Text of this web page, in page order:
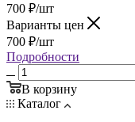
700 ₽/шт
Варианты цен
700 ₽/шт
Подробности
В корзину
Каталог